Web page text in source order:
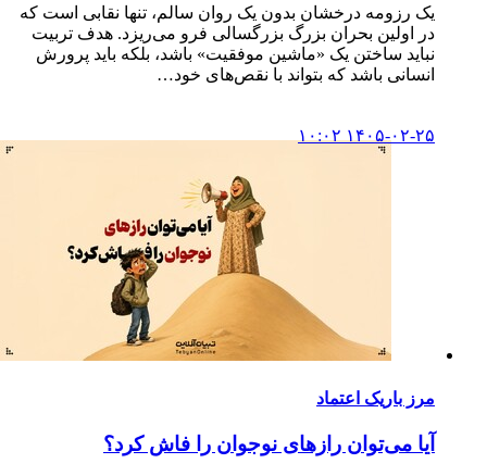
یک رزومه درخشان بدون یک روان سالم، تنها نقابی است که
در اولین بحران بزرگ بزرگسالی فرو می‌ریزد. هدف تربیت
نباید ساختن یک «ماشین موفقیت» باشد، بلکه باید پرورش
انسانی باشد که بتواند با نقص‌های خود…
۱۴۰۵-۰۲-۲۵ ۱۰:۰۲
مرز باریک اعتماد
آیا می‌توان رازهای نوجوان را فاش کرد؟